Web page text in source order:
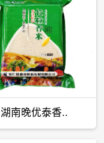
湖南晚优泰香..